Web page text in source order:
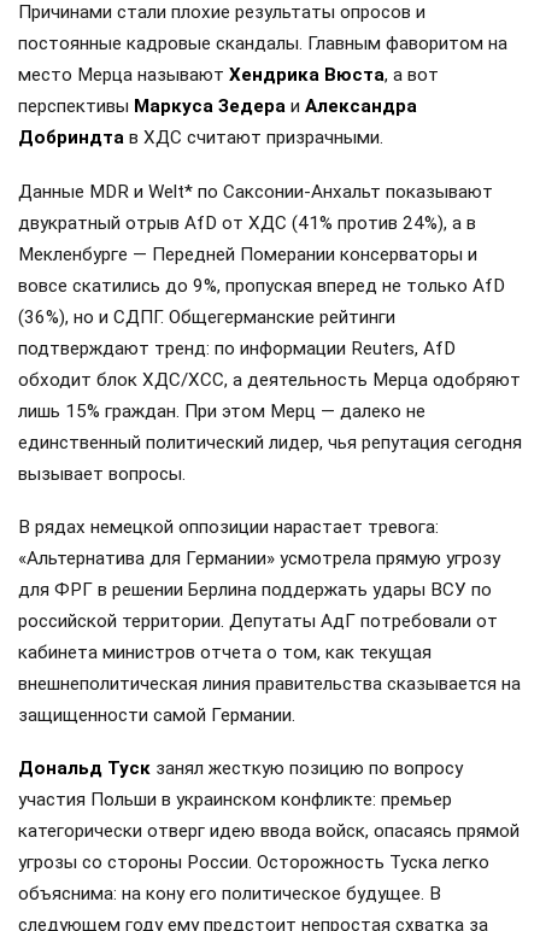
Причинами стали плохие результаты опросов и
постоянные кадровые скандалы. Главным фаворитом на
место Мерца называют Хендрика Вюста, а вот
перспективы Маркуса Зедера и Александра
Добриндта в ХДС считают призрачными.
Данные MDR и Welt* по Саксонии-Анхальт показывают
двукратный отрыв AfD от ХДС (41% против 24%), а в
Мекленбурге — Передней Померании консерваторы и
вовсе скатились до 9%, пропуская вперед не только AfD
(36%), но и СДПГ. Общегерманские рейтинги
подтверждают тренд: по информации Reuters, AfD
обходит блок ХДС/ХСС, а деятельность Мерца одобряют
лишь 15% граждан. При этом Мерц — далеко не
единственный политический лидер, чья репутация сегодня
вызывает вопросы.
В рядах немецкой оппозиции нарастает тревога:
«Альтернатива для Германии» усмотрела прямую угрозу
для ФРГ в решении Берлина поддержать удары ВСУ по
российской территории. Депутаты АдГ потребовали от
кабинета министров отчета о том, как текущая
внешнеполитическая линия правительства сказывается на
защищенности самой Германии.
Дональд Туск занял жесткую позицию по вопросу
участия Польши в украинском конфликте: премьер
категорически отверг идею ввода войск, опасаясь прямой
угрозы со стороны России. Осторожность Туска легко
объяснима: на кону его политическое будущее. В
следующем году ему предстоит непростая схватка за